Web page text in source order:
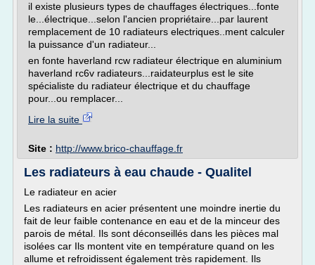
il existe plusieurs types de chauffages électriques...fonte
le...électrique...selon l'ancien propriétaire...par laurent
remplacement de 10 radiateurs electriques..ment calculer
la puissance d'un radiateur...
en fonte haverland rcw radiateur électrique en aluminium
haverland rc6v radiateurs...raidateurplus est le site
spécialiste du radiateur électrique et du chauffage
pour...ou remplacer...
Lire la suite
Site : http://www.brico-chauffage.fr
Les radiateurs à eau chaude - Qualitel
Le radiateur en acier
Les radiateurs en acier présentent une moindre inertie du
fait de leur faible contenance en eau et de la minceur des
parois de métal. Ils sont déconseillés dans les pièces mal
isolées car Ils montent vite en température quand on les
allume et refroidissent également très rapidement. Ils